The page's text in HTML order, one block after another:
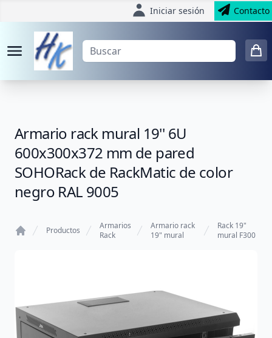
Iniciar sesión Contacto
Armario rack mural 19'' 6U
600x300x372 mm de pared
SOHORack de RackMatic de color
negro RAL 9005
Productos
Armarios
Rack
Armario rack
19" mural
Rack 19"
mural F300